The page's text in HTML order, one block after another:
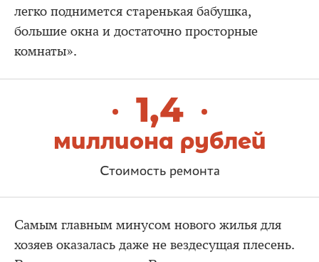
легко поднимется старенькая бабушка,
большие окна и достаточно просторные
комнаты».
1,4
миллиона рублей
Стоимость ремонта
Самым главным минусом нового жилья для
хозяев оказалась даже не вездесущая плесень.